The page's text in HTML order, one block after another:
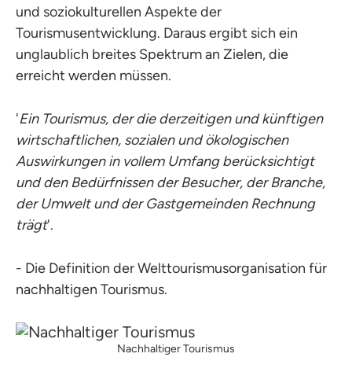
und soziokulturellen Aspekte der
Tourismusentwicklung. Daraus ergibt sich ein
unglaublich breites Spektrum an Zielen, die
erreicht werden müssen.
'Ein Tourismus, der die derzeitigen und künftigen
wirtschaftlichen, sozialen und ökologischen
Auswirkungen in vollem Umfang berücksichtigt
und den Bedürfnissen der Besucher, der Branche,
der Umwelt und der Gastgemeinden Rechnung
trägt'.
- Die Definition der Welttourismusorganisation für
nachhaltigen Tourismus.
Nachhaltiger Tourismus